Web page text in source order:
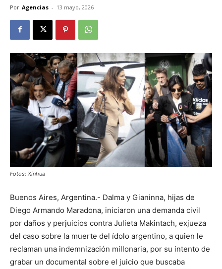
Por Agencias - 13 mayo, 2026
Fotos: Xinhua
Buenos Aires, Argentina.- Dalma y Gianinna, hijas de
Diego Armando Maradona, iniciaron una demanda civil
por daños y perjuicios contra Julieta Makintach, exjueza
del caso sobre la muerte del ídolo argentino, a quien le
reclaman una indemnización millonaria, por su intento de
grabar un documental sobre el juicio que buscaba